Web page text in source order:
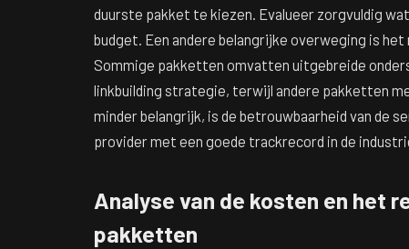
duurste pakket te kiezen. Evalueer zorgvuldig
budget. Een andere belangrijke overweging is
Sommige pakketten omvatten uitgebreide
linkbuilding strategie, terwijl andere pakketten
minder belangrijk, is de betrouwbaarheid van de
provider met een goede trackrecord in de
Analyse van de kosten en het
pakketten